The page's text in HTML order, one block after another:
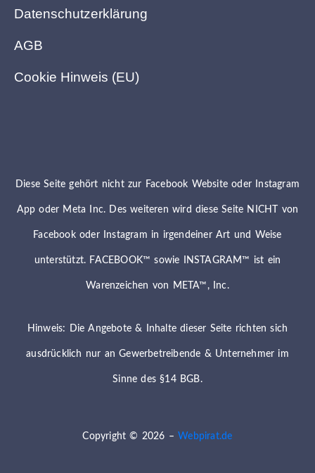
Datenschutzerklärung
AGB
Cookie Hinweis (EU)
Diese Seite gehört nicht zur Facebook Website oder Instagram
App oder Meta Inc. Des weiteren wird diese Seite NICHT von
Facebook oder Instagram in irgendeiner Art und Weise
unterstützt. FACEBOOK™ sowie INSTAGRAM™ ist ein
Warenzeichen von META™, Inc.
Hinweis: Die Angebote & Inhalte dieser Seite richten sich
ausdrücklich nur an Gewerbetreibende & Unternehmer im
Sinne des §14 BGB.
Copyright © 2026 – Webpirat.de